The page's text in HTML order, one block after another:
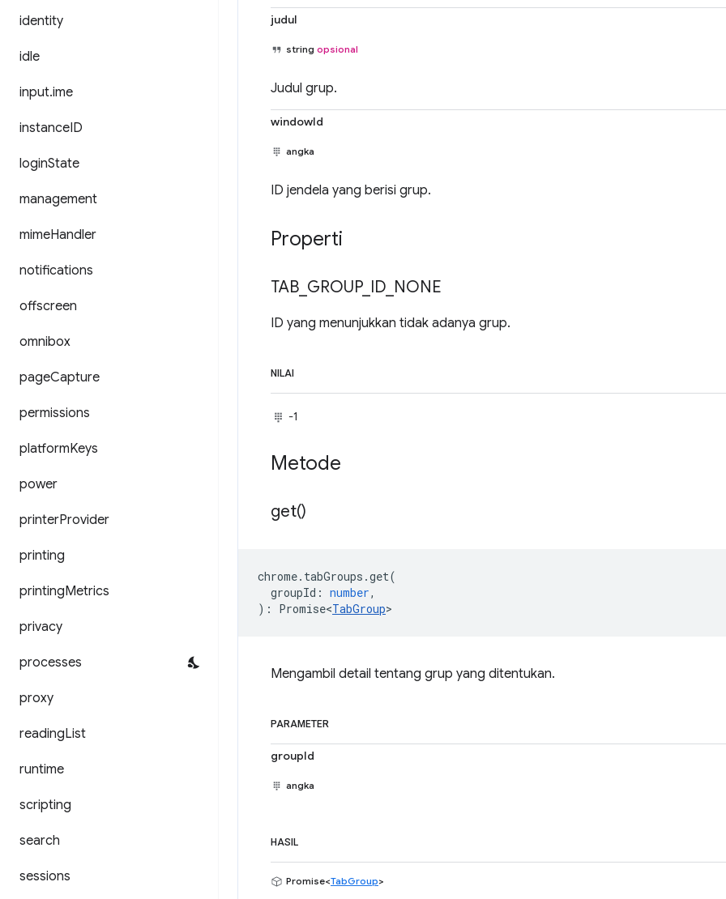
identity
idle
input.ime
instanceID
loginState
management
mimeHandler
notifications
offscreen
omnibox
pageCapture
permissions
platformKeys
power
printerProvider
printing
printingMetrics
privacy
processes
proxy
readingList
runtime
scripting
search
sessions
judul
string opsional
Judul grup.
windowId
angka
ID jendela yang berisi grup.
Properti
TAB GROUP_ ID NONE
ID yang menunjukkan tidak adanya grup.
NILAI
-1
Metode
get()
chrome. tabGroups .get(
groupId : number,
) : Promise<TabGroup>
Mengambil detail tentang grup yang ditentukan.
PARAMETER
groupId
angka
HASIL
Promise<TabGroup>